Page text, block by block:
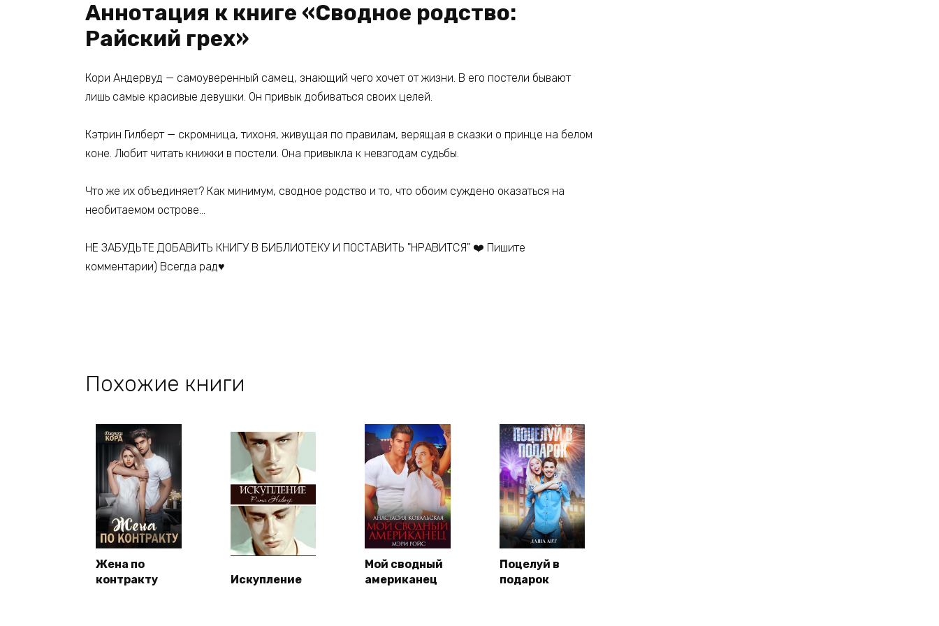
Аннотация к книге «Сводное родство:
Райский грех»
Кори Андервуд — самоуверенный самец, знающий чего хочет от жизни. В его постели бывают
лишь самые красивые девушки. Он привык добиваться своих целей.
Кэтрин Гилберт — скромница, тихоня, живущая по правилам, верящая в сказки о принце на белом
коне. Любит читать книжки в постели. Она привыкла к невзгодам судьбы.
Что же их объединяет? Как минимум, сводное родство и то, что обоим суждено оказаться на
необитаемом острове…
НЕ ЗАБУДЬТЕ ДОБАВИТЬ КНИГУ В БИБЛИОТЕКУ И ПОСТАВИТЬ "НРАВИТСЯ" ❤️ Пишите
комментарии) Всегда рад♥️
Похожие книги
Жена по
контракту
Искупление
Мой сводный
американец
Поцелуй в
подарок